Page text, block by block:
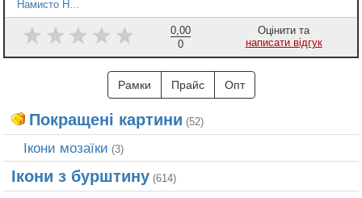
0,00
0
Оцінити та
написати відгук
Рамки Прайс Опт
Покращені картини (52)
Ікони мозаїки (3)
Ікони з бурштину (614)